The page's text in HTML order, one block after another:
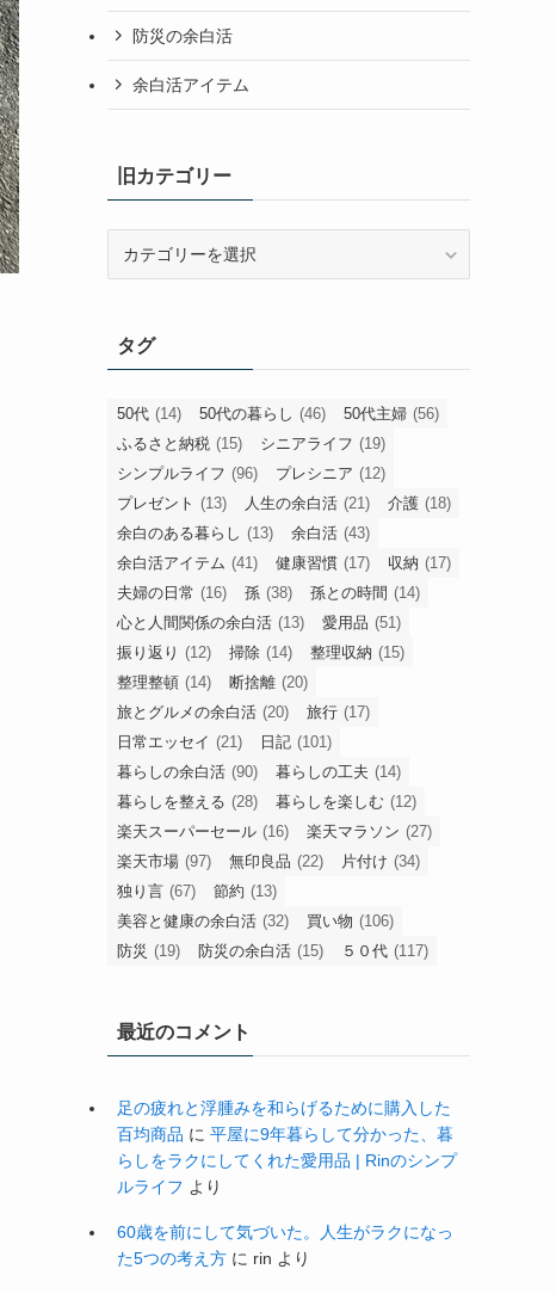
防災の余白活
余白活アイテム
旧カテゴリー
リ
ー
タグ
50代 (14) 50代の暮らし (46) 50代主婦 (56)
ふるさと納税 (15) シニアライフ (19)
シンプルライフ (96) プレシニア (12)
プレゼント (13) 人生の余白活 (21) 介護 (18)
余白のある暮らし (13) 余白活 (43)
余白活アイテム (41) 健康習慣 (17) 収納 (17)
夫婦の日常 (16) 孫 (38) 孫との時間 (14)
心と人間関係の余白活 (13) 愛用品 (51)
振り返り (12) 掃除 (14) 整理収納 (15)
整理整頓 (14) 断捨離 (20)
旅とグルメの余白活 (20) 旅行 (17)
日常エッセイ (21) 日記 (101)
暮らしの余白活 (90) 暮らしの工夫 (14)
暮らしを整える (28) 暮らしを楽しむ (12)
楽天スーパーセール (16) 楽天マラソン (27)
楽天市場 (97) 無印良品 (22) 片付け (34)
独り言 (67) 節約 (13)
美容と健康の余白活 (32) 買い物 (106)
防災 (19) 防災の余白活 (15) ５０代 (117)
最近のコメント
足の疲れと浮腫みを和らげるために購入した
百均商品 に 平屋に9年暮らして分かった、暮
らしをラクにしてくれた愛用品 | Rinのシンプ
ルライフ より
60歳を前にして気づいた。人生がラクになっ
た5つの考え方 に rin より